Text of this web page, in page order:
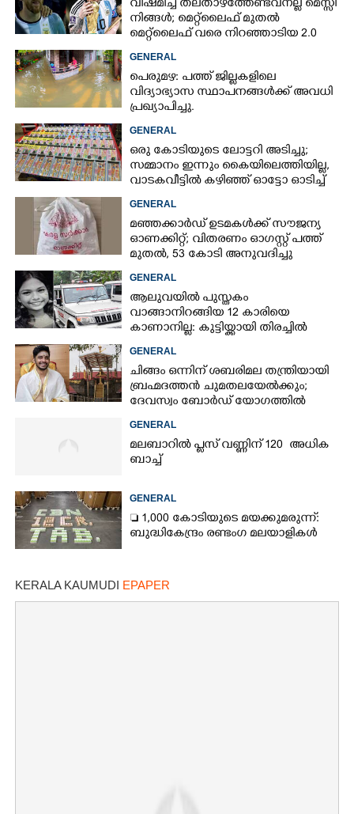
വിഷമിച്ച് തലതാഴ്‌ത്തേണ്ടവനല്ല മെസ്സി
നിങ്ങള്‍; മെറ്റ്‌ലൈഫ് മുതല്‍
മെറ്റ്‌ലൈഫ് വരെ നിറഞ്ഞാടിയ 2.0
GENERAL
പെരുമഴ: പത്ത് ജില്ലകളിലെ
വിദ്യാഭ്യാസ സ്ഥാപനങ്ങൾക്ക് അവധി
പ്രഖ്യാപിച്ചു.
GENERAL
ഒരു കോടിയുടെ ലോട്ടറി അടിച്ചു;
സമ്മാനം ഇന്നും കൈയിലെത്തിയില്ല,
വാടകവീട്ടിൽ കഴിഞ്ഞ് ഓട്ടോ ഓടിച്ച്
73കാരൻ
GENERAL
മഞ്ഞക്കാർഡ് ഉടമകൾക്ക് സൗജന്യ
ഓണക്കിറ്റ്; വിതരണം ഓഗസ്റ്റ് പത്ത്
മുതൽ, 53 കോടി അനുവദിച്ചു
GENERAL
ആലുവയിൽ പുസ്തകം
വാങ്ങാനിറങ്ങിയ 12 കാരിയെ
കാണാനില്ല: കുട്ടിയ്ക്കായി തിരച്ചിൽ
GENERAL
ചിങ്ങം ഒന്നിന് ശബരിമല തന്ത്രിയായി
ബ്രഹ്മദത്തൻ ചുമതലയേൽക്കും;
ദേവസ്വം ബോർഡ് യോഗത്തിൽ
തീരുമാനം
GENERAL
മലബാറിൽ പ്ലസ് വണ്ണിന് 120 അധിക
ബാച്ച്
GENERAL
 1,000 കോടിയുടെ മയക്കുമരുന്ന്:
ബുദ്ധികേന്ദ്രം രണ്ടംഗ മലയാളികൾ
KERALA KAUMUDI EPAPER